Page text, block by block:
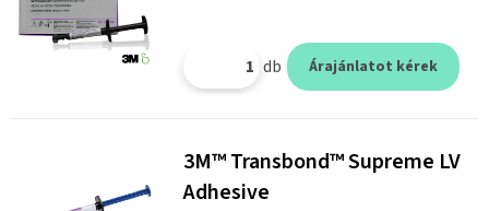
db Árajánlatot kérek
3M™ Transbond™ Supreme LV
Adhesive